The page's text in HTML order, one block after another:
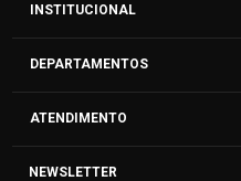
INSTITUCIONAL
DEPARTAMENTOS
ATENDIMENTO
NEWSLETTER